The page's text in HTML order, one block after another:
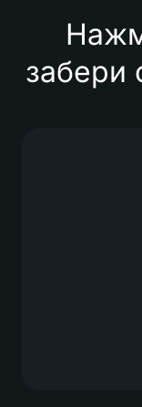
забери